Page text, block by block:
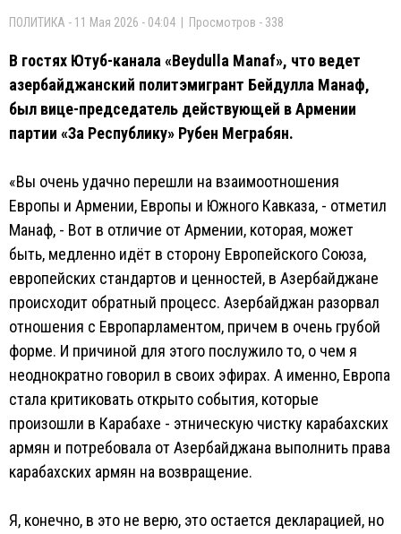
ПОЛИТИКА - 11 Мая 2026 - 04:04 | Просмотров - 338
В гостях Ютуб-канала «Beydulla Manaf», что ведет
азербайджанский политэмигрант Бейдулла Манаф,
был вице-председатель действующей в Армении
партии «За Республику» Рубен Меграбян.
«Вы очень удачно перешли на взаимоотношения
Европы и Армении, Европы и Южного Кавказа, - отметил
Манаф, - Вот в отличие от Армении, которая, может
быть, медленно идёт в сторону Европейского Союза,
европейских стандартов и ценностей, в Азербайджане
происходит обратный процесс. Азербайджан разорвал
отношения с Европарламентом, причем в очень грубой
форме. И причиной для этого послужило то, о чем я
неоднократно говорил в своих эфирах. А именно, Европа
стала критиковать открыто события, которые
произошли в Карабахе - этническую чистку карабахских
армян и потребовала от Азербайджана выполнить права
карабахских армян на возвращение.
Я, конечно, в это не верю, это остается декларацией, но